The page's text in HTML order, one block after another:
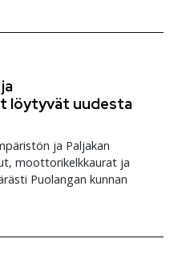
löytyvät uudesta
ja Paljakan
moottorikelkkaurat ja
Puolangan kunnan